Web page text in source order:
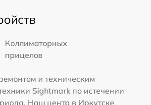
Коллиматорных
прицелов
и техническим
Sightmark по истечении
Наш центр в Иркутске